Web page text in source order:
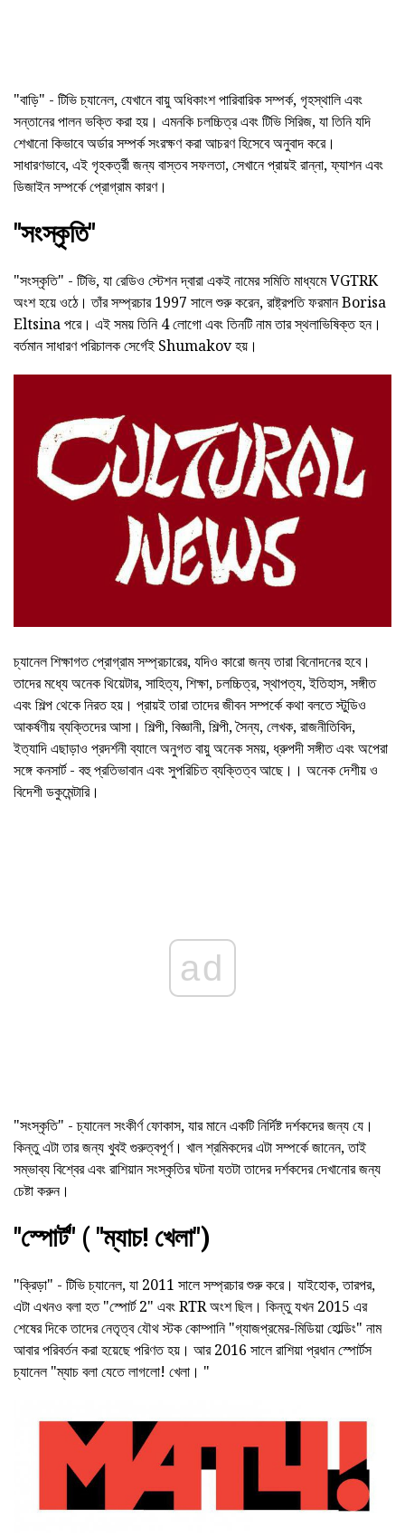
"বাড়ি" - টিভি চ্যানেল, যেখানে বায়ু অধিকাংশ পারিবারিক সম্পর্ক, গৃহস্থালি এবং
সন্তানের পালন ভক্তি করা হয়। এমনকি চলচ্চিত্র এবং টিভি সিরিজ, যা তিনি যদি
শেখানো কিভাবে অর্ডার সম্পর্ক সংরক্ষণ করা আচরণ হিসেবে অনুবাদ করে।
সাধারণভাবে, এই গৃহকর্ত্রী জন্য বাস্তব সফলতা, সেখানে প্রায়ই রান্না, ফ্যাশন এবং
ডিজাইন সম্পর্কে প্রোগ্রাম কারণ।
"সংস্কৃতি"
"সংস্কৃতি" - টিভি, যা রেডিও স্টেশন দ্বারা একই নামের সমিতি মাধ্যমে VGTRK
অংশ হয়ে ওঠে। তাঁর সম্প্রচার 1997 সালে শুরু করেন, রাষ্ট্রপতি ফরমান Borisa
Eltsina পরে। এই সময় তিনি 4 লোগো এবং তিনটি নাম তার স্থলাভিষিক্ত হন।
বর্তমান সাধারণ পরিচালক সের্গেই Shumakov হয়।
চ্যানেল শিক্ষাগত প্রোগ্রাম সম্প্রচারের, যদিও কারো জন্য তারা বিনোদনের হবে।
তাদের মধ্যে অনেক থিয়েটার, সাহিত্য, শিক্ষা, চলচ্চিত্র, স্থাপত্য, ইতিহাস, সঙ্গীত
এবং শিল্প থেকে নিরত হয়। প্রায়ই তারা তাদের জীবন সম্পর্কে কথা বলতে স্টুডিও
আকর্ষণীয় ব্যক্তিদের আসা। শিল্পী, বিজ্ঞানী, শিল্পী, সৈন্য, লেখক, রাজনীতিবিদ,
ইত্যাদি এছাড়াও প্রদর্শনী ব্যালে অনুগত বায়ু অনেক সময়, ধ্রুপদী সঙ্গীত এবং অপেরা
সঙ্গে কনসার্ট - বহু প্রতিভাবান এবং সুপরিচিত ব্যক্তিত্ব আছে।। অনেক দেশীয় ও
বিদেশী ডকুমেন্টারি।
ad
"সংস্কৃতি" - চ্যানেল সংকীর্ণ ফোকাস, যার মানে একটি নির্দিষ্ট দর্শকদের জন্য যে।
কিন্তু এটা তার জন্য খুবই গুরুত্বপূর্ণ। খাল শ্রমিকদের এটা সম্পর্কে জানেন, তাই
সম্ভাব্য বিশ্বের এবং রাশিয়ান সংস্কৃতির ঘটনা যতটা তাদের দর্শকদের দেখানোর জন্য
চেষ্টা করুন।
"স্পোর্ট" ( "ম্যাচ! খেলা")
"ক্রিড়া" - টিভি চ্যানেল, যা 2011 সালে সম্প্রচার শুরু করে। যাইহোক, তারপর,
এটা এখনও বলা হত "স্পোর্ট 2" এবং RTR অংশ ছিল। কিন্তু যখন 2015 এর
শেষের দিকে তাদের নেতৃত্ব যৌথ স্টক কোম্পানি "গ্যাজপ্রমের-মিডিয়া হোল্ডিং" নাম
আবার পরিবর্তন করা হয়েছে পরিণত হয়। আর 2016 সালে রাশিয়া প্রধান স্পোর্টস
চ্যানেল "ম্যাচ বলা যেতে লাগলো! খেলা। "